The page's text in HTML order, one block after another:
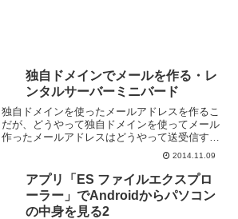
独自ドメインでメールを作る・レ
ンタルサーバーミニバード
自ドメインを使ったメールアドレスを作るこ
が、どうやって独自ドメインを使ってメール
ったメールアドレスはどうやって送受信す
メインを使ったメールアドレスの作成...2014.11.09
アプリ「ES ファイルエクスプロ
ーラー」でAndroidからパソコン
の中身を見る2